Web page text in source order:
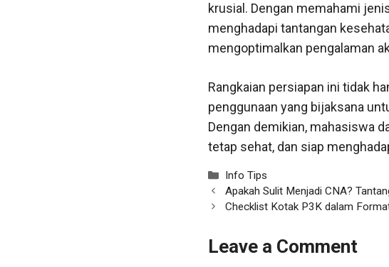
krusial. Dengan memahami
menghadapi tantangan
mengoptimalkan pengalaman
Rangkaian persiapan ini tidak
penggunaan yang bijaksana
Dengan demikian, mahasiswa
tetap sehat, dan siap
Categories
Info Tips
Apakah Sulit Menjadi CNA?
Checklist Kotak P3K dalam
Leave a Comment